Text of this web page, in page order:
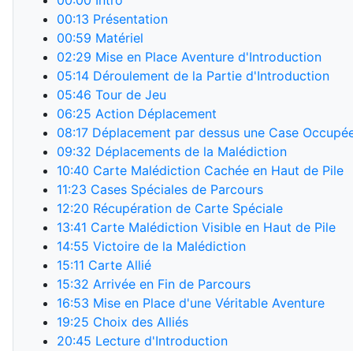
00:13 Présentation
00:59 Matériel
02:29 Mise en Place Aventure d'Introduction
05:14 Déroulement de la Partie d'Introduction
05:46 Tour de Jeu
06:25 Action Déplacement
08:17 Déplacement par dessus une Case
09:32 Déplacements de la Malédiction
10:40 Carte Malédiction Cachée en Haut de Pile
11:23 Cases Spéciales de Parcours
12:20 Récupération de Carte Spéciale
13:41 Carte Malédiction Visible en Haut de Pile
14:55 Victoire de la Malédiction
15:11 Carte Allié
15:32 Arrivée en Fin de Parcours
16:53 Mise en Place d'une Véritable Aventure
19:25 Choix des Alliés
20:45 Lecture d'Introduction